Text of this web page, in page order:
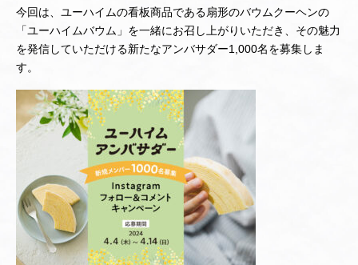
今回は、ユーハイムの看板商品である扇形のバウムクーヘンの
「ユーハイムバウム」を一緒にお召し上がりいただき、その魅力
を発信していただける新たなアンバサダー1,000名を募集しま
す。